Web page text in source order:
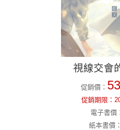
視線交會
促銷價： 53
促銷期限：
電子書價
紙本書價